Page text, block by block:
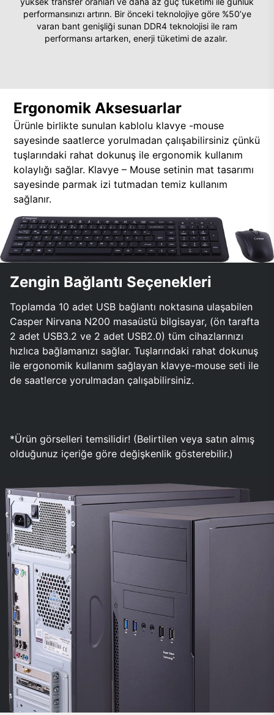
performansınızı artırın. Bir önceki teknolojiye göre %50’ye
varan bant genişliği sunan DDR4 teknolojisi ile ram
performansı artarken, enerji tüketimi de azalır.
Ergonomik Aksesuarlar
Ürünle birlikte sunulan kablolu klavye -mouse
sayesinde saatlerce yorulmadan çalışabilirsiniz çünkü
tuşlarındaki rahat dokunuş ile ergonomik kullanım
kolaylığı sağlar. Klavye – Mouse setinin mat tasarımı
sayesinde parmak izi tutmadan temiz kullanım
sağlanır.
Zengin Bağlantı Seçenekleri
Toplamda 10 adet USB bağlantı noktasına ulaşabilen
Casper Nirvana N200 masaüstü bilgisayar, (ön tarafta
2 adet USB3.2 ve 2 adet USB2.0) tüm cihazlarınızı
hızlıca bağlamanızı sağlar. Tuşlarındaki rahat dokunuş
ile ergonomik kullanım sağlayan klavye-mouse seti ile
de saatlerce yorulmadan çalışabilirsiniz.
*Ürün görselleri temsilidir! (Belirtilen veya satın almış
olduğunuz içeriğe göre değişkenlik gösterebilir.)